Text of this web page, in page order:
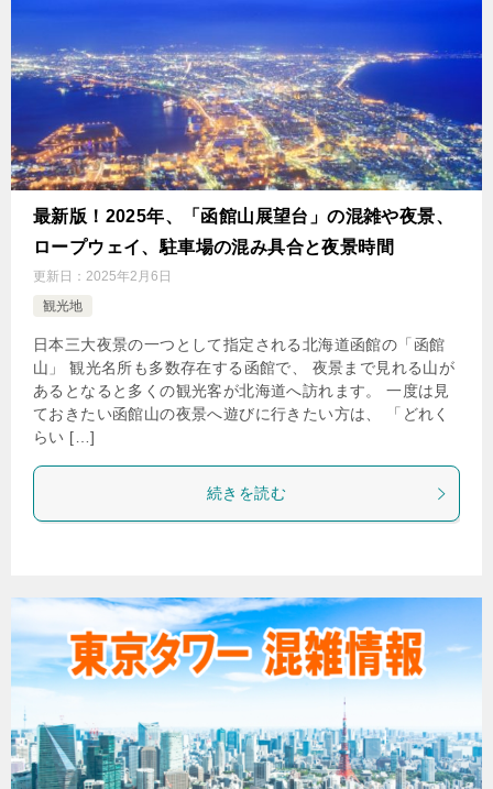
最新版！2025年、「函館山展望台」の混雑や夜景、
ロープウェイ、駐車場の混み具合と夜景時間
更新日： 2025年2月6日
観光地
日本三大夜景の一つとして指定される北海道函館の「函館
山」 観光名所も多数存在する函館で、 夜景まで見れる山が
あるとなると多くの観光客が北海道へ訪れます。 一度は見
ておきたい函館山の夜景へ遊びに行きたい方は、 「どれく
らい […]
続きを読む